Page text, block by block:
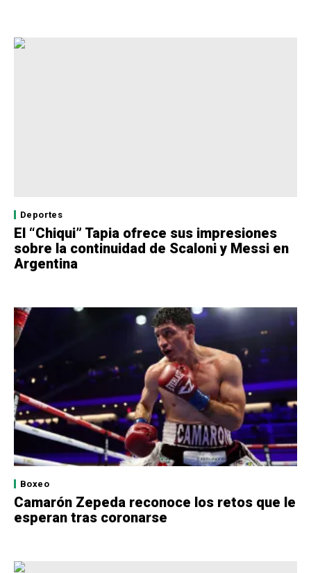
Deportes
El “Chiqui” Tapia ofrece sus impresiones
sobre la continuidad de Scaloni y Messi en
Argentina
Boxeo
Camarón Zepeda reconoce los retos que le
esperan tras coronarse